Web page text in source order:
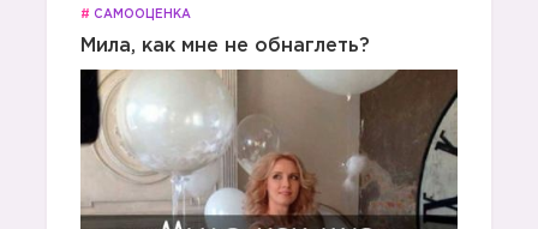
# САМООЦЕНКА
Мила, как мне не обнаглеть?